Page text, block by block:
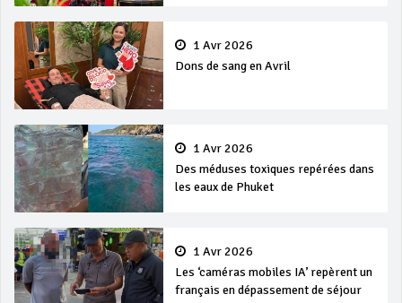
1 Avr 2026
Dons de sang en Avril
1 Avr 2026
Des méduses toxiques repérées dans
les eaux de Phuket
1 Avr 2026
Les ‘caméras mobiles IA’ repèrent un
français en dépassement de séjour